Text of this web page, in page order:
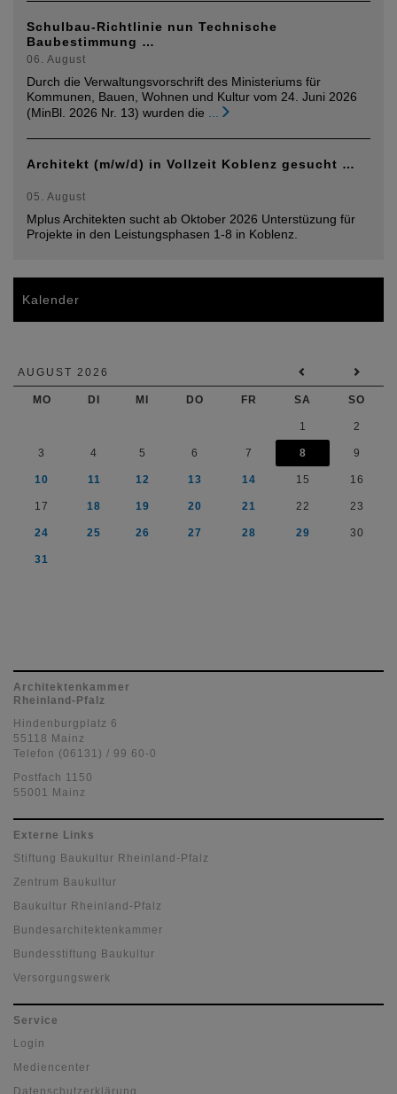
Schulbau-Richtlinie nun Technische
Baubestimmung …
06. August
Durch die Verwaltungsvorschrift des Ministeriums für
Kommunen, Bauen, Wohnen und Kultur vom 24. Juni 2026
(MinBl. 2026 Nr. 13) wurden die ...
Architekt (m/w/d) in Vollzeit Koblenz gesucht …
05. August
Mplus Architekten sucht ab Oktober 2026 Unterstüzung für
Projekte in den Leistungsphasen 1-8 in Koblenz.
Kalender
AUGUST 2026
MO DI MI DO FR SA SO
1 2
3 4 5 6 7 8 9
10 11 12 13 14 15 16
17 18 19 20 21 22 23
24 25 26 27 28 29 30
31
Architektenkammer
Rheinland-Pfalz
Hindenburgplatz 6
55118 Mainz
Telefon (06131) / 99 60-0
Postfach 1150
55001 Mainz
Externe Links
Stiftung Baukultur Rheinland-Pfalz
Zentrum Baukultur
Baukultur Rheinland-Pfalz
Bundesarchitektenkammer
Bundesstiftung Baukultur
Versorgungswerk
Service
Login
Mediencenter